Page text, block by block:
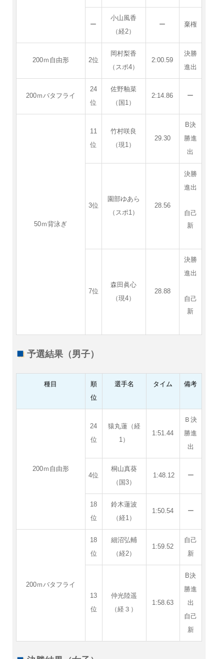
ー
小山風香
（経2）
ー 棄権
200ｍ自由形 2位
岡村梨香
（スポ4）
2:00.59
決勝
進出
200ｍバタフライ
24
位
佐野釉菜
（国1）
2:14.86 ー
50ｍ背泳ぎ
11
位
竹村咲良
（現1）
29.30
B決
勝進
出
3位
園部ゆあら
（スポ1）
28.56
決勝
進出
自己
新
7位
森田眞心
（現4）
28.88
決勝
進出
自己
新
予選結果（男子）
種目
順
位
選手名 タイム 備考
200ｍ自由形
24
位
猿丸蓮（経
1）
1:51.44
Ｂ決
勝進
出
4位
桐山真葵
（国3）
1:48.12 ー
18
位
鈴木蓮波
（経1）
1:50.54 ー
200ｍバタフライ
18
位
細沼弘輔
（経2）
1:59.52
自己
新
13
位
仲光陸遥
（経３）
1:58.63
B決
勝進
出
自己
新